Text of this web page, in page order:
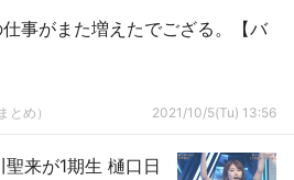
仕事がまた増えたでござる。【バ
め） 2021/10/5(Tu) 13:56
聖来が1期生 樋口日